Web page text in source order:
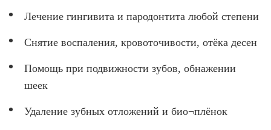
Лечение гингивита и пародонтита любой степени
Снятие воспаления, кровоточивости, отёка десен
Помощь при подвижности зубов, обнажении
шеек
Удаление зубных отложений и био¬плёнок